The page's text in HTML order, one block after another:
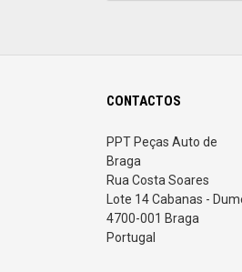
CONTACTOS
PPT Peças Auto de
Braga
Rua Costa Soares
Lote 14 Cabanas -
4700-001 Braga
Portugal